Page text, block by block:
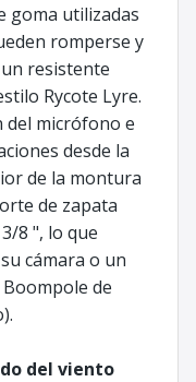
goma utilizadas
romperse y
resistente
Rycote Lyre.
del micrófono e
desde la
de la montura
de zapata
8 ", lo que
cámara o un
de
del viento